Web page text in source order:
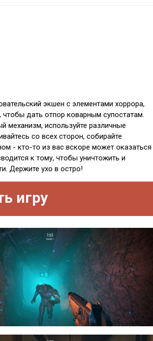
экшен с элементами хоррора,
дать отпор коварным супостатам.
механизм, используйте различные
со всех сторон, собирайте
- кто-то из вас вскоре может оказаться
к тому, чтобы уничтожить и
Держите ухо в остро!
игру